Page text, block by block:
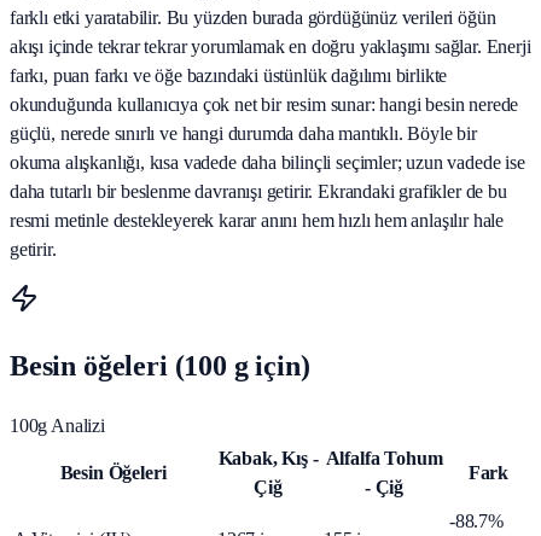
farklı etki yaratabilir. Bu yüzden burada gördüğünüz verileri öğün
akışı içinde tekrar tekrar yorumlamak en doğru yaklaşımı sağlar. Enerji
farkı, puan farkı ve öğe bazındaki üstünlük dağılımı birlikte
okunduğunda kullanıcıya çok net bir resim sunar: hangi besin nerede
güçlü, nerede sınırlı ve hangi durumda daha mantıklı. Böyle bir
okuma alışkanlığı, kısa vadede daha bilinçli seçimler; uzun vadede ise
daha tutarlı bir beslenme davranışı getirir. Ekrandaki grafikler de bu
resmi metinle destekleyerek karar anını hem hızlı hem anlaşılır hale
getirir.
Besin öğeleri (100 g için)
100g Analizi
Besin Öğeleri
Kabak, Kış -
Çiğ
Alfalfa Tohum
- Çiğ
Fark
-88.7%